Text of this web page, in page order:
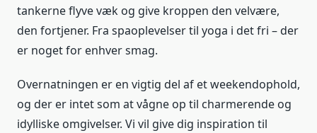
tankerne flyve væk og give kroppen den velvære,
den fortjener. Fra spaoplevelser til yoga i det fri – der
er noget for enhver smag.
Overnatningen er en vigtig del af et weekendophold,
og der er intet som at vågne op til charmerende og
idylliske omgivelser. Vi vil give dig inspiration til